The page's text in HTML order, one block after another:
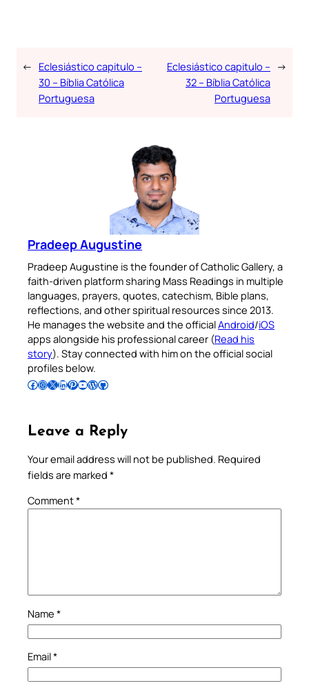
← Eclesiástico capitulo –
30 – Bíblia Católica
Portuguesa
Eclesiástico capitulo –
32 – Bíblia Católica
Portuguesa
→
Pradeep Augustine
Pradeep Augustine is the founder of Catholic Gallery, a
faith-driven platform sharing Mass Readings in multiple
languages, prayers, quotes, catechism, Bible plans,
reflections, and other spiritual resources since 2013.
He manages the website and the officialAndroid/iOS
apps alongside his professional career (Read his
story). Stay connected with him on the official social
profiles below.
Follow Pradeep on Facebook Follow Pradeep on InstagramFollow Pradeep on X Follow Pradeep on LinkedIn Follow Pradeep on Pinterest Subscribe to Pradeep’s Youtube Channel Follow Pradeep on WordPress Follow Pradeep on GitHub
Leave a Reply
Your email address will not be published. Required
fields are marked *
Comment*
Name *
Email*